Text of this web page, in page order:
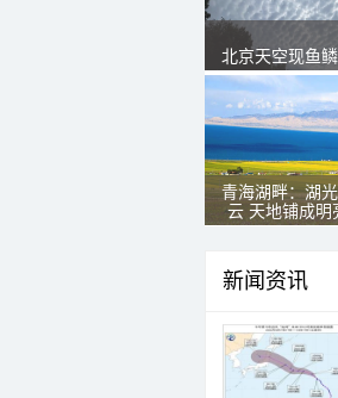
北京天空现鱼
青海湖畔：湖
云 天地铺成明
新闻资讯